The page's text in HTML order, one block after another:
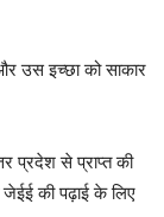
उस इच्छा को साकार
प्रदेश से प्राप्त की
की पढ़ाई के लिए